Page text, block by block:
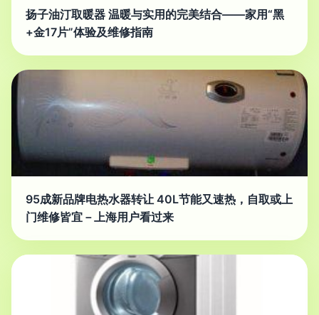
扬子油汀取暖器 温暖与实用的完美结合——家用“黑
+金17片”体验及维修指南
95成新品牌电热水器转让 40L节能又速热，自取或上
门维修皆宜－上海用户看过来